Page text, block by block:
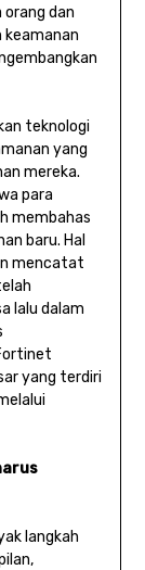
dan
keamanan
teknologi
yang
mereka.
para
membahas
baru. Hal
mencatat
lalu dalam
yang terdiri
langkah